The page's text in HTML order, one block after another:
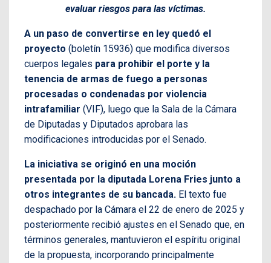
evaluar riesgos para las víctimas.
A un paso de convertirse en ley quedó el
proyecto (boletín 15936) que modifica diversos
cuerpos legales para prohibir el porte y la
tenencia de armas de fuego a personas
procesadas o condenadas por violencia
intrafamiliar (VIF), luego que la Sala de la Cámara
de Diputadas y Diputados aprobara las
modificaciones introducidas por el Senado.
La iniciativa se originó en una moción
presentada por la diputada Lorena Fries junto a
otros integrantes de su bancada. El texto fue
despachado por la Cámara el 22 de enero de 2025 y
posteriormente recibió ajustes en el Senado que, en
términos generales, mantuvieron el espíritu original
de la propuesta, incorporando principalmente